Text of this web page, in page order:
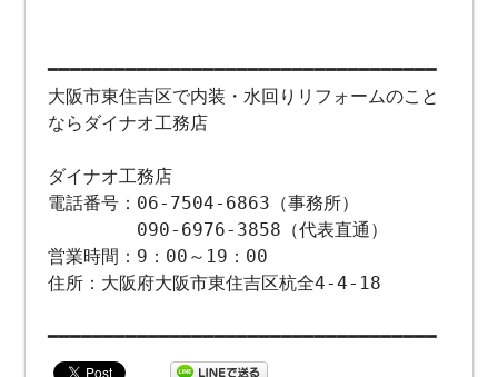
━━━━━━━━━━━━━━━━━━━━━━━━━━━━━━━━━━━
大阪市東住吉区で内装・水回りリフォームのこと
ならダイナオ工務店
ダイナオ工務店
電話番号：06-7504-6863（事務所）
090-6976-3858（代表直通）
営業時間：9：00～19：00
住所：大阪府大阪市東住吉区杭全4-4-18
━━━━━━━━━━━━━━━━━━━━━━━━━━━━━━━━━━━